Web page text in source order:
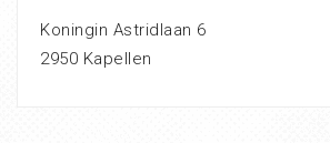
Koningin Astridlaan 6
2950 Kapellen